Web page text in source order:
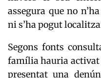
assegura que no
ni s’ha pogut
Segons fonts
família hauria activat
presentat una